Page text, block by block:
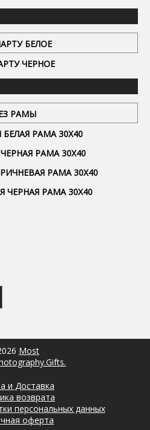
БЕЛОЕ
ЧЕРНОЕ
РАМЫ
РАМА 30Х40
РАМА 30Х40
РАМА 30Х40
РАМА 30Х40
Most
и Доставка
возврата
персональных данных
оферта